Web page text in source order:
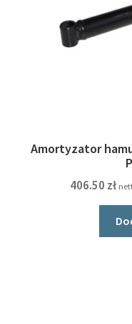
Amortyzator
406.50 zł